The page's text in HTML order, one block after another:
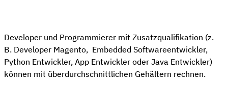
Developer und Programmierer mit Zusatzqualifikation (z.
B. Developer Magento, Embedded Softwareentwickler,
Python Entwickler, App Entwickler oder Java Entwickler)
können mit überdurchschnittlichen Gehältern rechnen.